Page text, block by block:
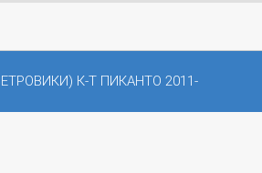
К-Т ПИКАНТО 2011-